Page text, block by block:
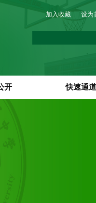
加入收藏 设为
开 快速通道